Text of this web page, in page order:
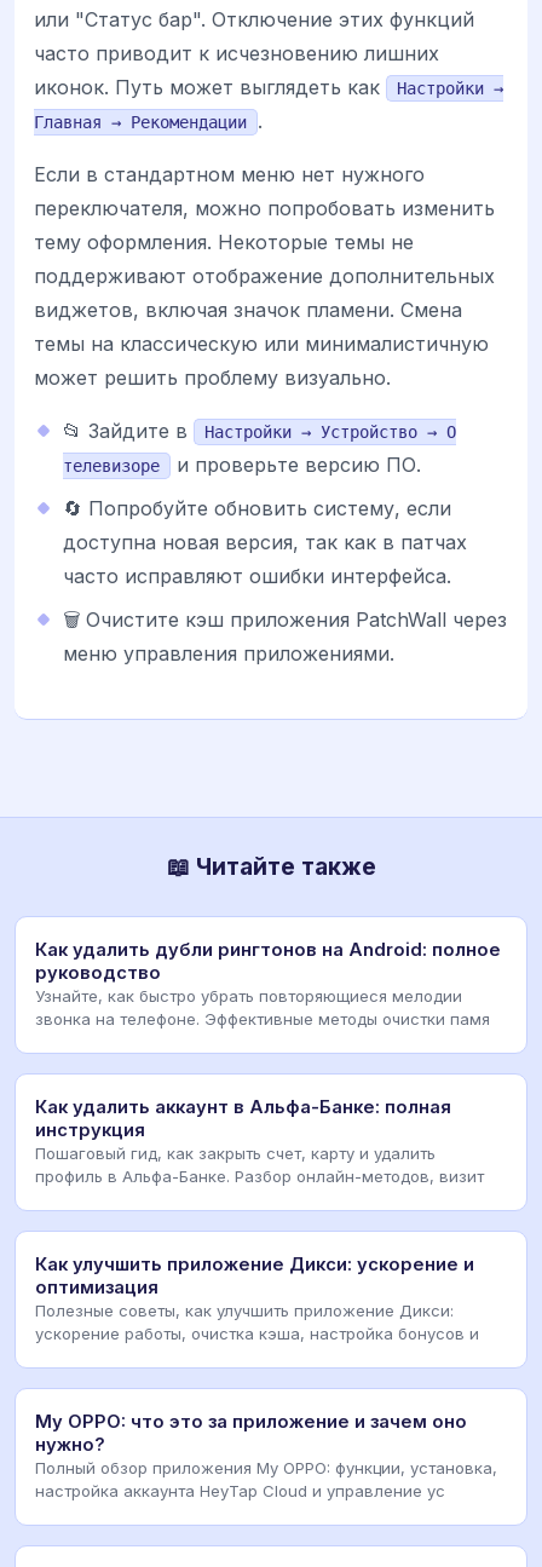
или "Статус бар". Отключение этих функций
часто приводит к исчезновению лишних
иконок. Путь может выглядеть как
Настройки →
Главная → Рекомендации
.
Если в стандартном меню нет нужного
переключателя, можно попробовать изменить
тему оформления. Некоторые темы не
поддерживают отображение дополнительных
виджетов, включая значок пламени. Смена
темы на классическую или минималистичную
может решить проблему визуально.
📂 Зайдите в
Настройки → Устройство → О
телевизоре
и проверьте версию ПО.
🔄 Попробуйте обновить систему, если
доступна новая версия, так как в патчах
часто исправляют ошибки интерфейса.
🗑️ Очистите кэш приложения PatchWall через
меню управления приложениями.
📖 Читайте также
Как удалить дубли рингтонов на Android: полное
руководство
Узнайте, как быстро убрать повторяющиеся мелодии
звонка на телефоне. Эффективные методы очистки памя
Как удалить аккаунт в Альфа-Банке: полная
инструкция
Пошаговый гид, как закрыть счет, карту и удалить
профиль в Альфа-Банке. Разбор онлайн-методов, визит
Как улучшить приложение Дикси: ускорение и
оптимизация
Полезные советы, как улучшить приложение Дикси:
ускорение работы, очистка кэша, настройка бонусов и
My OPPO: что это за приложение и зачем оно
нужно?
Полный обзор приложения My OPPO: функции, установка,
настройка аккаунта HeyTap Cloud и управление ус